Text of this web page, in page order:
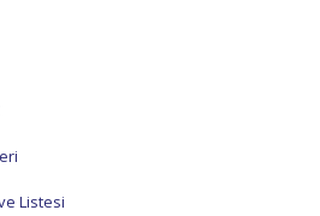
Listesi